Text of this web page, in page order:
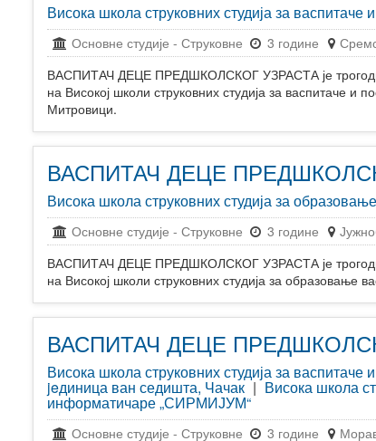
Висока школа струковних студија за
Основне студије - Струковне 3 године
ВАСПИТАЧ ДЕЦЕ ПРЕДШКОЛСКОГ УЗРАСТА је
на Високој школи струковних студија за васпитаче
Митровици.
ВАСПИТАЧ ДЕЦЕ
Висока школа струковних студија за
Основне студије - Струковне 3 године
ВАСПИТАЧ ДЕЦЕ ПРЕДШКОЛСКОГ УЗРАСТА је
на Високој школи струковних студија за образовање
ВАСПИТАЧ ДЕЦЕ
Висока школа струковних студија за
jeдиница ван седишта, Чачак | Висока школа
информатичаре „СИРМИЈУМ“
Основне студије - Струковне 3 године